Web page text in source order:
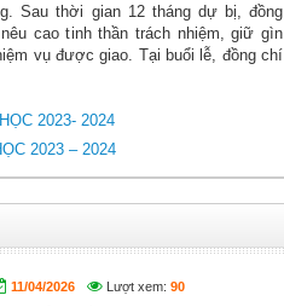
Sau thời gian 12 tháng dự bị, đồng
cao tinh thần trách nhiệm, giữ gìn
vụ được giao. Tại buổi lễ, đồng chí
2023- 2024
2023 – 2024
11/04/2026 Lượt xem: 90